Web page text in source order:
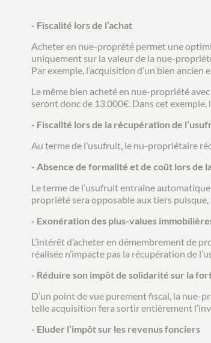
- Fiscalité lors de l’achat
Acheter en nue-proprété permet une
uniquement sur la valeur de la nue-
Par exemple, l’acquisition d’un bien
Le même bien acheté en nue-propriété
seront donc de 13.000€. Dans cet
- Fiscalité lors de la récupération de
Au terme de l’usufruit, le nu-propriétaire
- Absence de formalité et de coût lors de
Le terme de l’usufruit entraîne
propriété sera opposable aux tiers
- Exonération des plus-values
L’intérêt d’acheter en démembrement de
réalisée n’impacte pas la récupération de
- Réduire son impôt de solidarité sur la
D’un point de vue purement fiscal, la nue-
telle acquisition fera sortir entièrement
- Eluder l’impôt sur les revenus fonciers